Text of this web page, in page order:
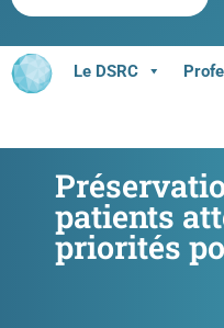
Le DSRC
patients
priorités